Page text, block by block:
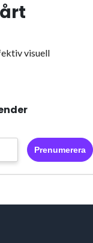
visuell
Prenumerera